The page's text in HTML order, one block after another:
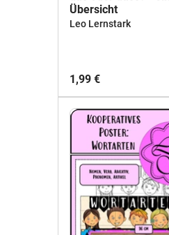
Übersicht
Leo Lernstark
1,99 €